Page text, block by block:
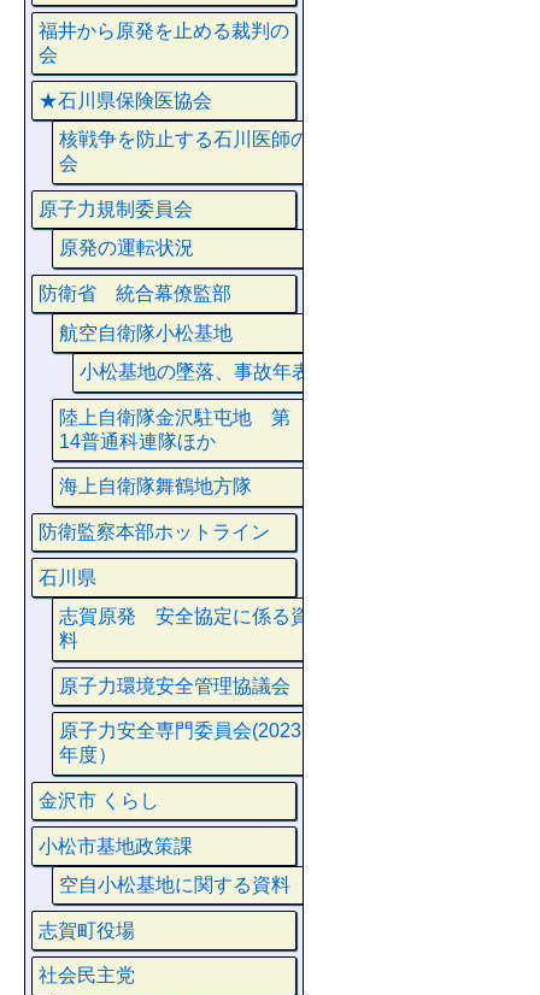
福井から原発を止める裁判の
会
★石川県保険医協会
核戦争を防止する石川医師の
会
原子力規制委員会
原発の運転状況
防衛省 統合幕僚監部
航空自衛隊小松基地
小松基地の墜落、事故年表
陸上自衛隊金沢駐屯地 第
14普通科連隊ほか
海上自衛隊舞鶴地方隊
防衛監察本部ホットライン
石川県
志賀原発 安全協定に係る資
料
原子力環境安全管理協議会
原子力安全専門委員会(2023
年度）
金沢市 くらし
小松市基地政策課
空自小松基地に関する資料
志賀町役場
社会民主党